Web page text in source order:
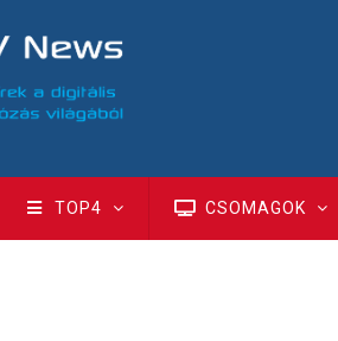
TOP4 CSOMAGOK